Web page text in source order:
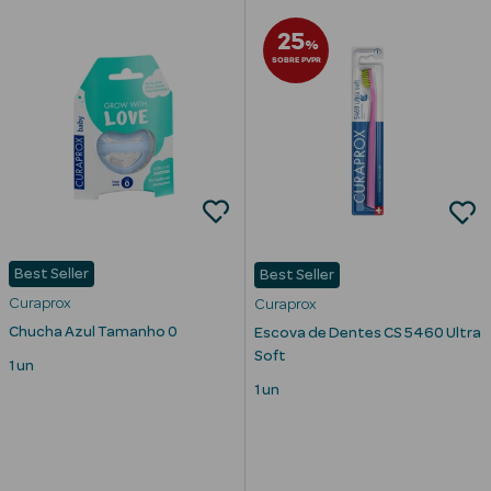
Rosto e
Ver Tudo
Hidratantes
Best Seller
Curaprox
Chucha Azul Tamanho 0
1 un
25%
SOBRE PVPR
Best Seller
Curaprox
Escova de Dentes CS 5460 Ultra
Soft
1 un